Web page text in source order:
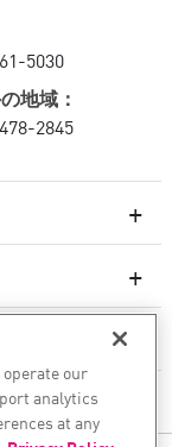
ティ
5030
地域：
2845
our
analytics
at any